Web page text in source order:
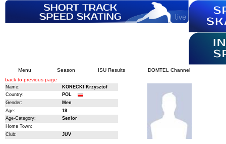
Menu Season ISU Results
DOMTEL Channel
back to previous page
Name:
KORECKI Krzysztof
Country:
POL
Gender:
Men
Age:
19
Age-Category:
Senior
Home Town:
Club:
JUV